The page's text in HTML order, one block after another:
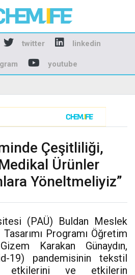
Basılı ve
twitter linkedin
youtube
Çeşitliliği,
Ürünler
Yöneltmeliyiz”
(PAÜ) Buldan Meslek
Programı Öğretim
Karakan Günaydın,
19) pandemisinin tekstil
etkilerini ve etkilerin